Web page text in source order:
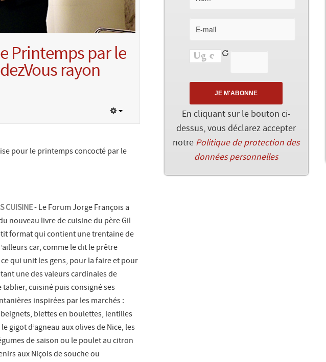
Printemps par le
rayon
pour le printemps concocté par le
CUISINE- Le Forum Jorge François a
nouveau livre de cuisine du père Gil
format qui contient une trentaine de
car, comme le dit le prêtre
qui unit les gens, pour la faire et pour
une des valeurs cardinales de
tablier, cuisiné puis consigné ses
inspirées par les marchés :
blettes en boulettes, lentilles
gigot d’agneau aux olives de Nice, les
de saison ou le poulet au citron
aux Niçois de souche ou
En cliquant sur le bouton ci-
dessus, vous déclarez accepter
notre Politique de protection des
données personnelles